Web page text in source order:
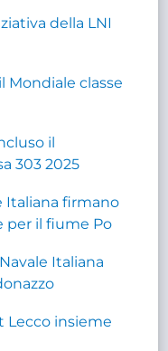
della LNI
Mondiale classe
il
303 2025
Italiana firmano
per il fiume Po
Italiana
Lecco insieme